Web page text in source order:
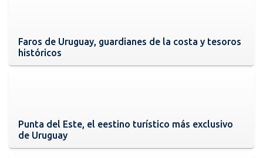
Faros de Uruguay, guardianes de la costa y tesoros
históricos
Punta del Este, el eestino turístico más exclusivo
de Uruguay